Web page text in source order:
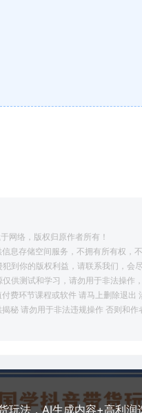
网络，版权归原作者所有！
息存储空间服务，不拥有所有权，
到你的版权利益，请联系我们，会
供测试和学习，请勿用于非法操作
费环节课程或软件 请马上删除退出
秘 请勿用于非法违规操作 否则和作